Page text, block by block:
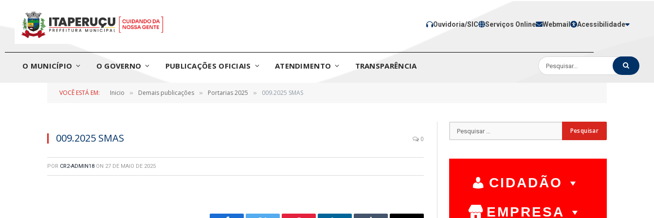
Ouvidoria/SIC Serviços Online Webmail Acessibilidade
O MUNICÍPIO O GOVERNO PUBLICAÇÕES OFICIAIS ATENDIMENTO TRANSPARÊNCIA
VOCÊ ESTÁ EM: Inicio » Demais publicações » Portarias 2025 » 009.2025 SMAS
009.2025 SMAS 0
POR CR2-ADMIN18 ON 27 DE MAIO DE 2025
CIDADÃO
EMPRESA